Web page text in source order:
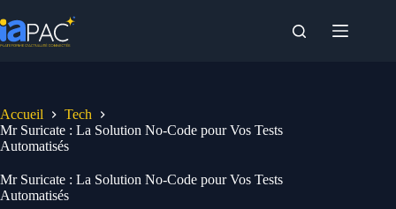
au
contenu
Accueil
Tech
Mr Suricate : La Solution No-Code pour Vos Tests
Automatisés
Mr Suricate : La Solution No-Code pour Vos Tests
Automatisés